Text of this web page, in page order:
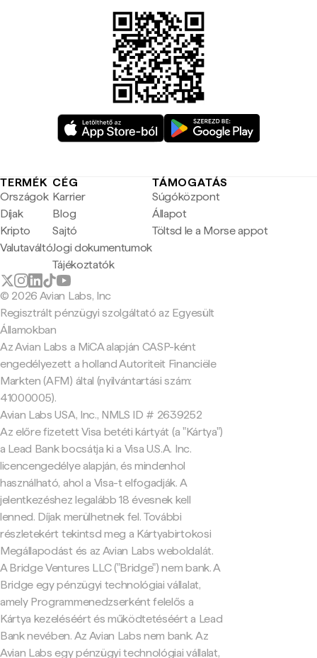
TERMÉK
Országok
Díjak
Kripto
Valutaváltó
CÉG
Karrier
Blog
Sajtó
Jogi dokumentumok
Tájékoztatók
TÁMOGATÁS
Súgóközpont
Állapot
Töltsd le a Morse appot
© 2026 Avian Labs, Inc
Regisztrált pénzügyi szolgáltató az Egyesült
Államokban
Az Avian Labs a MiCA alapján CASP-ként
engedélyezett a holland Autoriteit Financiële
Markten (AFM) által (nyilvántartási szám:
41000005).
Avian Labs USA, Inc., NMLS ID # 2639252
Az előre fizetett Visa betéti kártyát (a "Kártya")
a Lead Bank bocsátja ki a Visa U.S.A. Inc.
licencengedélye alapján, és mindenhol
használható, ahol a Visa-t elfogadják. A
jelentkezéshez legalább 18 évesnek kell
lenned. Díjak merülhetnek fel. További
részletekért tekintsd meg a Kártyabirtokosi
Megállapodást és az Avian Labs weboldalát.
A Bridge Ventures LLC ("Bridge") nem bank. A
Bridge egy pénzügyi technológiai vállalat,
amely Programmenedzserként felelős a
Kártya kezeléséért és működtetéséért a Lead
Bank nevében. Az Avian Labs nem bank. Az
Avian Labs egy pénzügyi technológiai vállalat,